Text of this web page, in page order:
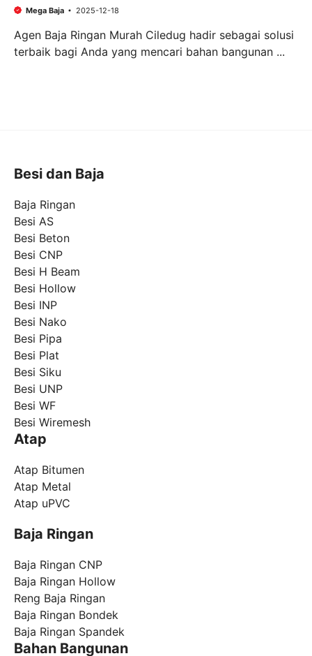
Mega Baja 2025-12-18
Agen Baja Ringan Murah Ciledug hadir sebagai solusi
terbaik bagi Anda yang mencari bahan bangunan ...
Besi dan Baja
Baja Ringan
Besi AS
Besi Beton
Besi CNP
Besi H Beam
Besi Hollow
Besi INP
Besi Nako
Besi Pipa
Besi Plat
Besi Siku
Besi UNP
Besi WF
Besi Wiremesh
Atap
Atap Bitumen
Atap Metal
Atap uPVC
Baja Ringan
Baja Ringan CNP
Baja Ringan Hollow
Reng Baja Ringan
Baja Ringan Bondek
Baja Ringan Spandek
Bahan Bangunan